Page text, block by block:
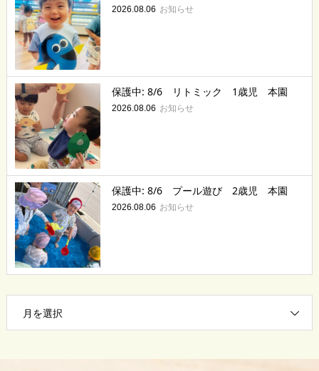
2026.08.06 お知らせ
保護中: 8/6 リトミック 1歳児 本園
2026.08.06 お知らせ
保護中: 8/6 プール遊び 2歳児 本園
2026.08.06 お知らせ
月を選択